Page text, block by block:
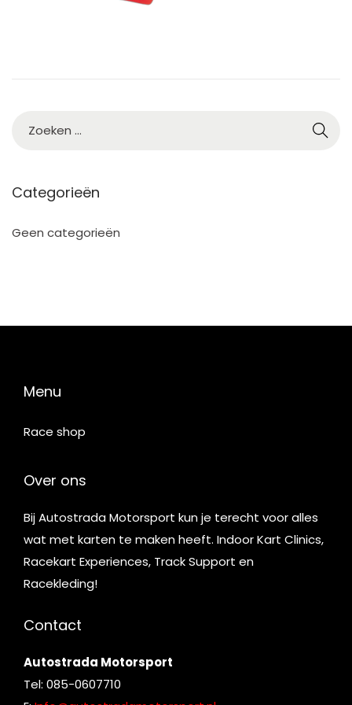
Categorieën
Geen categorieën
Menu
Race shop
Over ons
Bij Autostrada Motorsport kun je terecht voor alles
wat met karten te maken heeft. Indoor Kart Clinics,
Racekart Experiences, Track Support en
Racekleding!
Contact
Autostrada Motorsport
Tel: 085-0607710